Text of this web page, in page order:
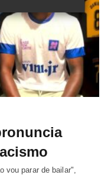
vou parar de bailar",